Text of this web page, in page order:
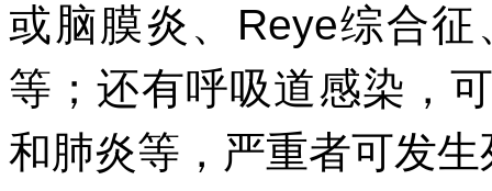
或脑膜炎、Reye综合
等；还有呼吸道感染，
和肺炎等，严重者可发生